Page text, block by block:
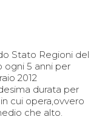
Stato Regioni del
ogni 5 anni per
2012
durata per
cui opera,ovvero
che alto.